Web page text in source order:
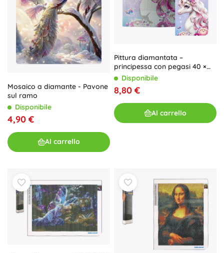
Mosaico a diamante - Pavone
sul ramo
Disponibile
4,90 €
Al carrello
Pittura diamantata –
principessa con pegasi 40 ×
50 cm
Disponibile
8,80 €
Al carrello